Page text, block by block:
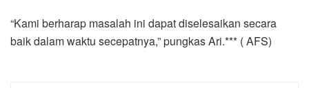
“Kami berharap masalah ini dapat diselesaikan secara
baik dalam waktu secepatnya,” pungkas Ari.*** ( AFS)